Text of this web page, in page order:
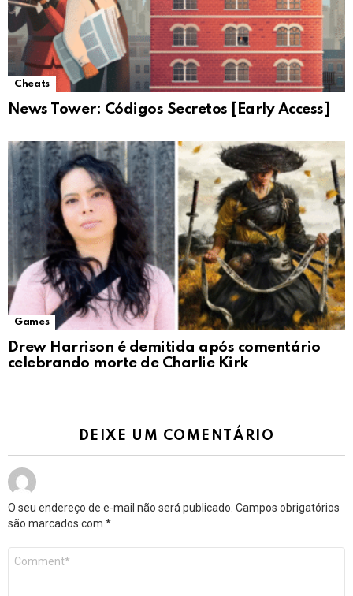
Cheats
News Tower: Códigos Secretos [Early Access]
Games
Drew Harrison é demitida após comentário
celebrando morte de Charlie Kirk
DEIXE UM COMENTÁRIO
O seu endereço de e-mail não será publicado. Campos obrigatórios
são marcados com *